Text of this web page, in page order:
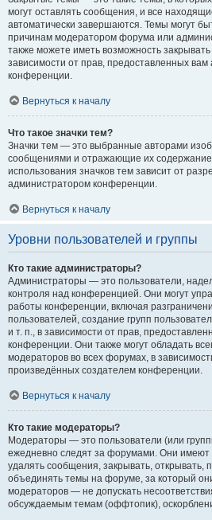
могут оставлять сообщения, и все
автоматически завершаются. Темы могут
причинам модератором форума или
также можете иметь возможность
зависимости от прав, предоставленных
конференции.
Вернуться к началу
Что такое значки тем?
Значки тем — это выбранные авторами
сообщениями и отражающие их
использования значков тем зависит от
администратором конференции.
Вернуться к началу
Уровни пользователей и группы
Кто такие администраторы?
Администраторы — это пользователи,
контроля над конференцией. Они могут
работы конференции, включая
пользователей, создание групп
и т. п., в зависимости от прав,
конференции. Они также могут обладать
модераторов во всех форумах, в
произведённых создателем конференции.
Вернуться к началу
Кто такие модераторы?
Модераторы — это пользователи (или
ежедневно следят за форумами. Они имеют
удалять сообщения, закрывать, открывать,
объединять темы на форуме, за который
модераторов — не допускать
обсуждаемым темам (оффтопик),